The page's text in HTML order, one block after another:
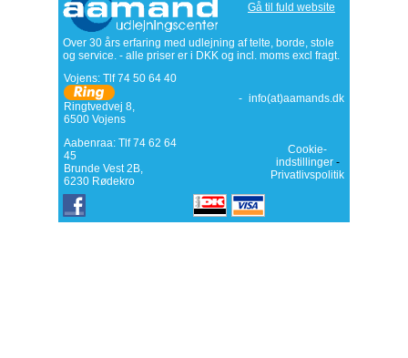
Gå til fuld website
Over 30 års erfaring med udlejning af telte, borde, stole
og service. - alle priser er i DKK og incl. moms excl fragt.
Vojens: Tlf74 50 64 40
Ringtvedvej 8,
6500 Vojens
- info(at)aamands.dk
Aabenraa: Tlf 74 62 64
45
Brunde Vest 2B,
6230 Rødekro
Cookie-
indstillinger-
Privatlivspolitik